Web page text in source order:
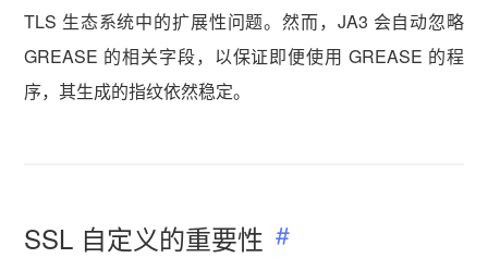
TLS 生态系统中的扩展性问题。然而，JA3 会自动忽略
GREASE 的相关字段，以保证即便使用 GREASE 的程
序，其生成的指纹依然稳定。
SSL 自定义的重要性